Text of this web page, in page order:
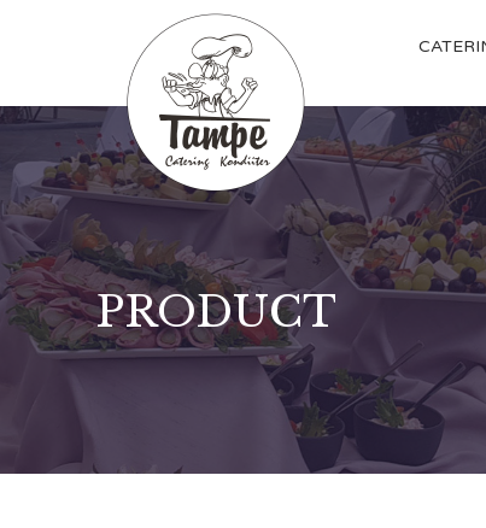
PRODUCT